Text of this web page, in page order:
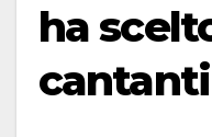
ha
cantanti